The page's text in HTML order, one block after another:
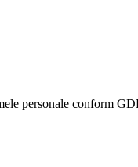
personale conform